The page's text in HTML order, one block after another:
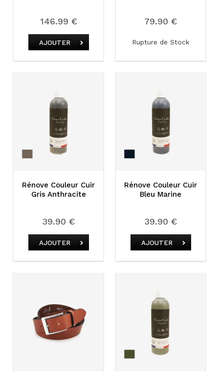
146.99 €
AJOUTER
79.90 €
Rupture de Stock
Rénove Couleur Cuir
Gris Anthracite
39.90 €
AJOUTER
Rénove Couleur Cuir
Bleu Marine
39.90 €
AJOUTER